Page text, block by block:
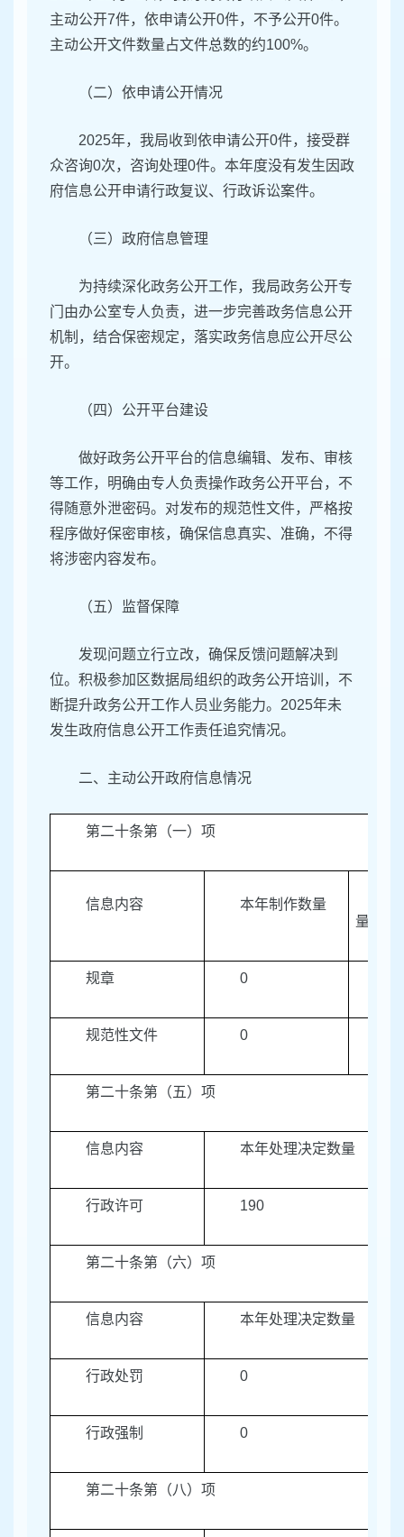
主动公开7件，依申请公开0件，不予公开0件。
主动公开文件数量占文件总数的约100%。
（二）依申请公开情况
2025年，我局收到依申请公开0件，接受群
众咨询0次，咨询处理0件。本年度没有发生因政
府信息公开申请行政复议、行政诉讼案件。
（三）政府信息管理
为持续深化政务公开工作，我局政务公开专
门由办公室专人负责，进一步完善政务信息公开
机制，结合保密规定，落实政务信息应公开尽公
开。
（四）公开平台建设
做好政务公开平台的信息编辑、发布、审核
等工作，明确由专人负责操作政务公开平台，不
得随意外泄密码。对发布的规范性文件，严格按
程序做好保密审核，确保信息真实、准确，不得
将涉密内容发布。
（五）监督保障
发现问题立行立改，确保反馈问题解决到
位。积极参加区数据局组织的政务公开培训，不
断提升政务公开工作人员业务能力。2025年未
发生政府信息公开工作责任追究情况。
二、主动公开政府信息情况
第二十条第（一）项
信息内容 本年制作数量
量
规章 0
规范性文件 0
第二十条第（五）项
信息内容 本年处理决定数量
行政许可 190
第二十条第（六）项
信息内容 本年处理决定数量
行政处罚 0
行政强制 0
第二十条第（八）项